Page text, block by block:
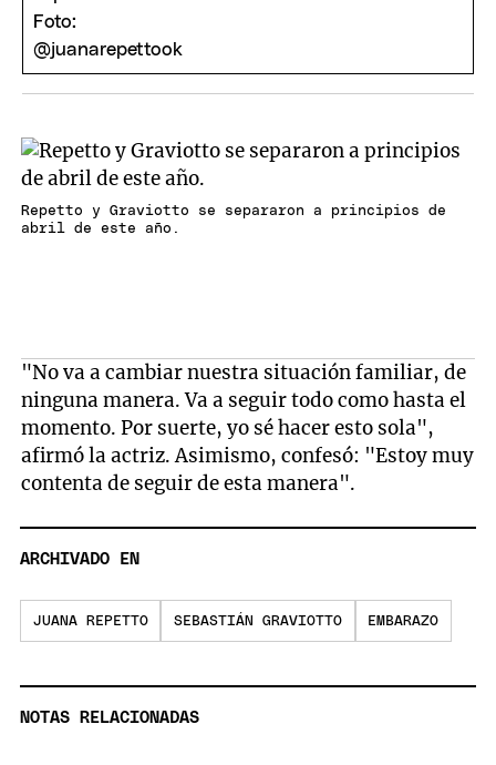
Repetto y Graviotto se separaron a principios de
abril de este año.
"No va a cambiar nuestra situación familiar, de
ninguna manera. Va a seguir todo como hasta el
momento. Por suerte, yo sé hacer esto sola",
afirmó la actriz. Asimismo, confesó: "Estoy muy
contenta de seguir de esta manera".
ARCHIVADO EN
JUANA REPETTO SEBASTIÁN GRAVIOTTO EMBARAZO
NOTAS RELACIONADAS